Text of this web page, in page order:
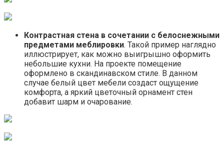
Контрастная стена в сочетании с белоснежными
предметами меблировки. Такой пример наглядно
иллюстрирует, как можно выигрышно оформить
небольшие кухни. На проекте помещение
оформлено в скандинавском стиле. В данном
случае белый цвет мебели создаст ощущение
комфорта, а яркий цветочный орнамент стен
добавит шарм и очарование.